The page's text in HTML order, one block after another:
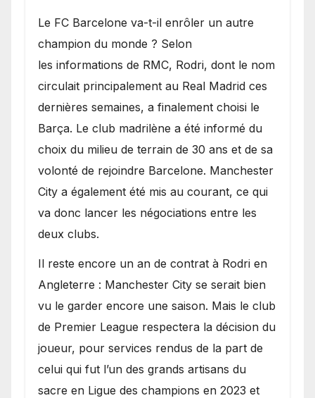
​Le FC Barcelone va-t-il enrôler un autre
champion du monde ? Selon
les informations de RMC, Rodri, dont le nom
circulait principalement au Real Madrid ces
dernières semaines, a finalement choisi le
Barça. Le club madrilène a été informé du
choix du milieu de terrain de 30 ans et de sa
volonté de rejoindre Barcelone. Manchester
City a également été mis au courant, ce qui
va donc lancer les négociations entre les
deux clubs.
​Il reste encore un an de contrat à Rodri en
Angleterre : Manchester City se serait bien
vu le garder encore une saison. Mais le club
de Premier League respectera la décision du
joueur, pour services rendus de la part de
celui qui fut l’un des grands artisans du
sacre en Ligue des champions en 2023 et